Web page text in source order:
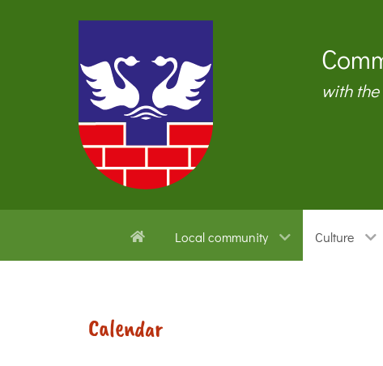
with
Local community Culture
Calendar